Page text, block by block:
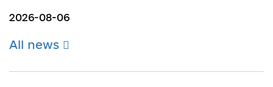
2026-08-06
All news